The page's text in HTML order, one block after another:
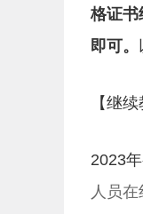
格证书
即可。
【继
2023
人员